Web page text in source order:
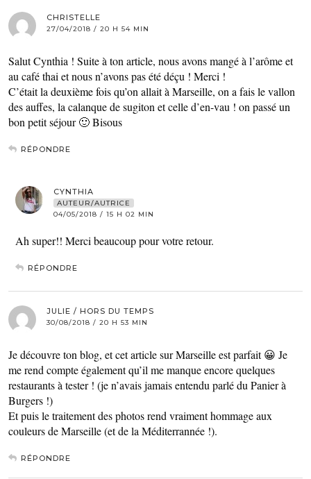
CHRISTELLE
27/04/2018 / 20 H 54 MIN
Salut Cynthia ! Suite à ton article, nous avons mangé à l’arôme et
au café thai et nous n’avons pas été déçu ! Merci !
C’était la deuxième fois qu’on allait à Marseille, on a fais le vallon
des auffes, la calanque de sugiton et celle d’en-vau ! on passé un
bon petit séjour 🙂 Bisous
RÉPONDRE
CYNTHIA
AUTEUR/AUTRICE
04/05/2018 / 15 H 02 MIN
Ah super!! Merci beaucoup pour votre retour.
RÉPONDRE
JULIE / HORS DU TEMPS
30/08/2018 / 20 H 53 MIN
Je découvre ton blog, et cet article sur Marseille est parfait 😀 Je
me rend compte également qu’il me manque encore quelques
restaurants à tester ! (je n’avais jamais entendu parlé du Panier à
Burgers !)
Et puis le traitement des photos rend vraiment hommage aux
couleurs de Marseille (et de la Méditerrannée !).
RÉPONDRE